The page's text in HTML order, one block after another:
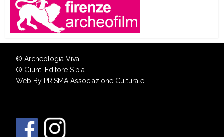
© Archeologia Viva
® Giunti Editore S.p.a.
Web By PRISMA Associazione Culturale